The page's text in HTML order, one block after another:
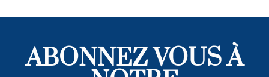
ABONNEZ VOUS À